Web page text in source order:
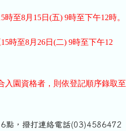
至8月15日(五) 9時至下午12時。
時至8月26日(二) 9時至下午12
入園資格者，則依登記順序錄取至
點，撥打連絡電話(03)4586472